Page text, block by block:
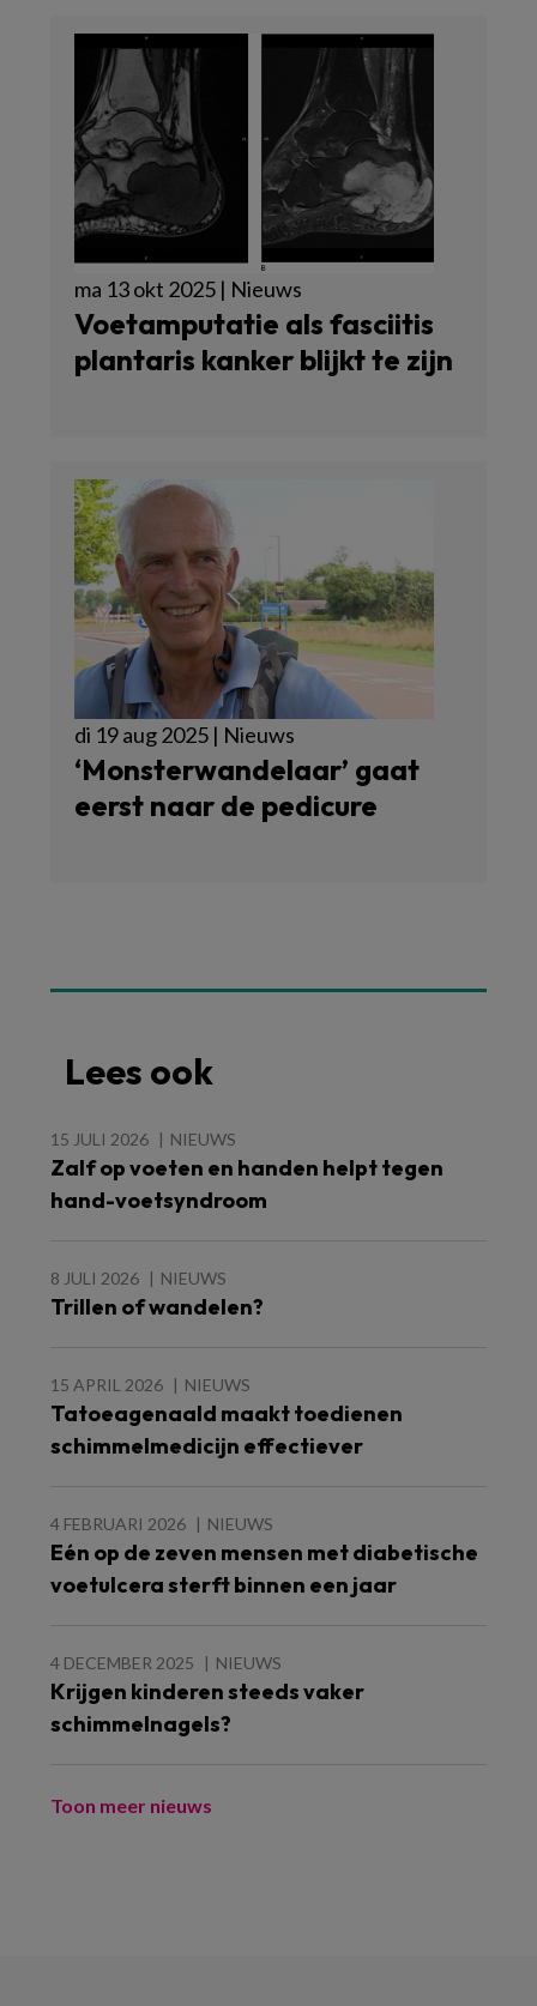
ma 13 okt 2025 | Nieuws
Voetamputatie als fasciitis
plantaris kanker blijkt te zijn
di 19 aug 2025 | Nieuws
‘Monsterwandelaar’ gaat
eerst naar de pedicure
Lees ook
15 JULI 2026 NIEUWS
Zalf op voeten en handen helpt tegen
hand-voetsyndroom
8 JULI 2026 NIEUWS
Trillen of wandelen?
15 APRIL 2026 NIEUWS
Tatoeagenaald maakt toedienen
schimmelmedicijn effectiever
4 FEBRUARI 2026 NIEUWS
Eén op de zeven mensen met diabetische
voetulcera sterft binnen een jaar
4 DECEMBER 2025 NIEUWS
Krijgen kinderen steeds vaker
schimmelnagels?
Toon meer nieuws